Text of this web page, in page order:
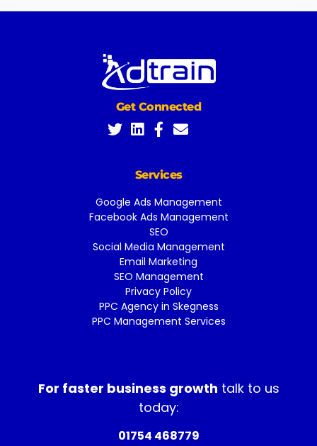
Get Connected
Services
Google Ads Management
Facebook Ads Management
SEO
Social Media Management
Email Marketing
SEO Management
Privacy Policy
PPC Agency in Skegness
PPC Management Services
For faster business growth talk to us
today:
01754 468779